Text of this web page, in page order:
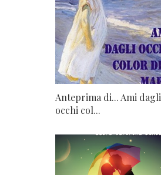
Anteprima di... Ami dagli
occhi col...